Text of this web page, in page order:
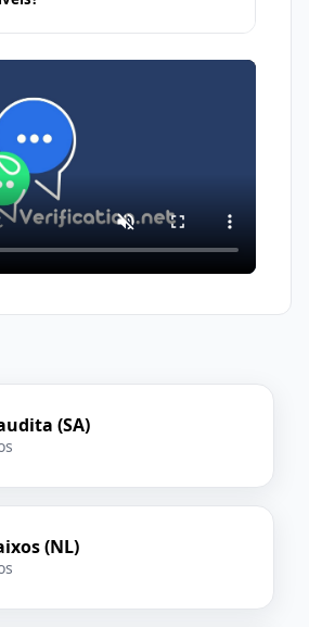
números virtuais.
no mesmo número.
prefira um número
(SA)
(NL)